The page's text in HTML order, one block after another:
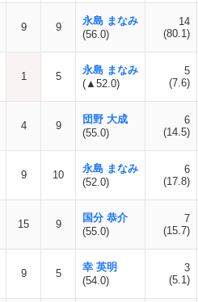
9 9
永島 まなみ
(56.0)
14
(80.1)
1 5
永島 まなみ
(▲52.0)
5
(7.6)
4 9
団野 大成
(55.0)
6
(14.5)
9 10
永島 まなみ
(52.0)
6
(17.8)
15 9
国分 恭介
(55.0)
7
(15.7)
9 5
幸 英明
(54.0)
3
(5.1)